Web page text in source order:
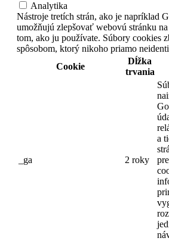
Analytika
Nástroje tretích strán, ako je napríklad
umožňujú zlepšovať webovú stránku
tom, ako ju používate. Súbory cookies
spôsobom, ktorý nikoho priamo
Cookie
Dĺžka
trvania
_ga 2 roky
a